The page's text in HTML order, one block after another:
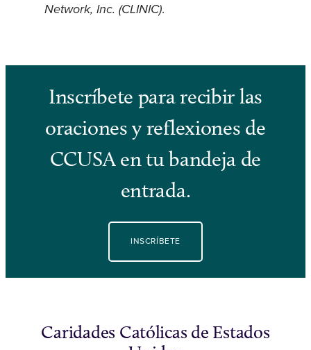
Network, Inc. (CLINIC).
Inscríbete para recibir las
oraciones y reflexiones de
CCUSA en tu bandeja de
entrada.
INSCRÍBETE
Caridades Católicas de Estados